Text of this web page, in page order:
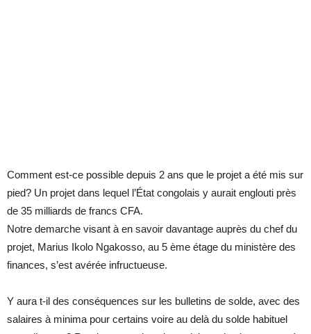
Comment est-ce possible depuis 2 ans que le projet a été mis sur
pied? Un projet dans lequel l’État congolais y aurait englouti près
de 35 milliards de francs CFA.
Notre demarche visant à en savoir davantage auprès du chef du
projet, Marius Ikolo Ngakosso, au 5 ème étage du ministère des
finances, s’est avérée infructueuse.
Y aura t-il des conséquences sur les bulletins de solde, avec des
salaires à minima pour certains voire au delà du solde habituel